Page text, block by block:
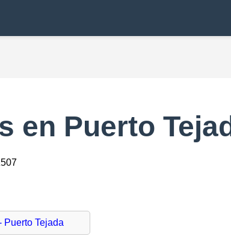
en Puerto
Puerto Tejada